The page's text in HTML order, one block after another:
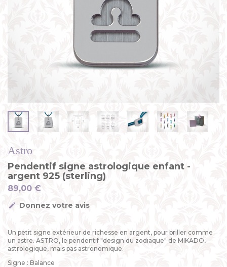
Astro
Pendentif signe astrologique enfant -
argent 925 (sterling)
89,00 €
Donnez votre avis
Un petit signe extérieur de richesse en argent, pour briller comme
un astre. ASTRO, le pendentif "design du zodiaque" de MIKADO,
astrologique, mais pas astronomique.
Signe : Balance